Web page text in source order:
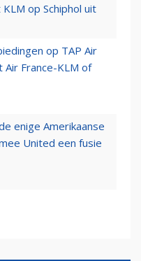
op Schiphol uit
op TAP Air
France-KLM of
enige Amerikaanse
United een fusie